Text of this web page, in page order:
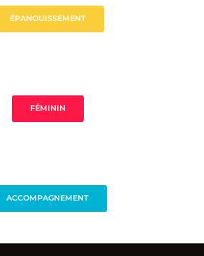
ÉPANOUISSEMENT
FÉMININ
ACCOMPAGNEMENT